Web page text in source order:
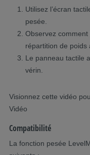
Utilisez l’écran
pesée.
Observez
répartition de poids
Le panneau tactile
vérin.
Visionnez cette vidéo
Vidéo
Compatibilité
La fonction pesée